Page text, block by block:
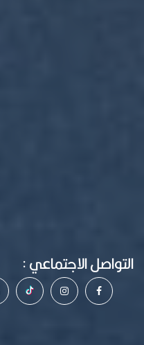
التواصل الاجتماعي :